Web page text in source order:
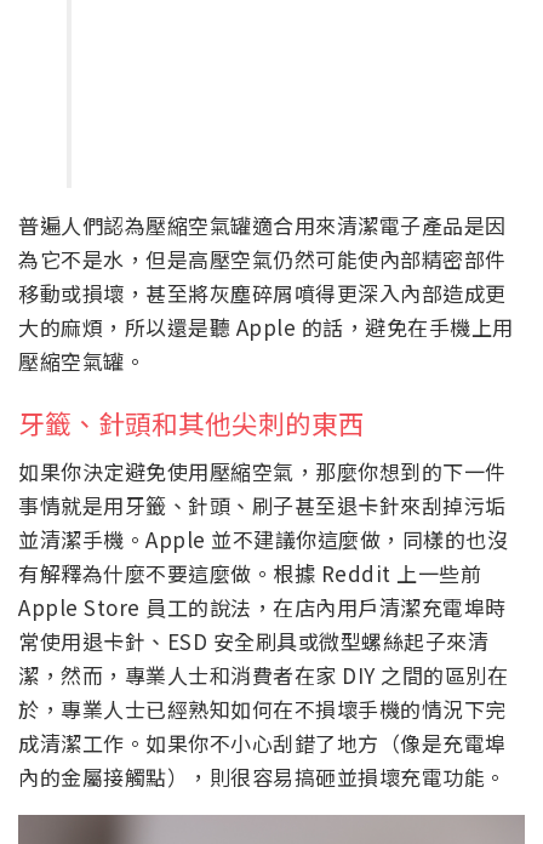
普遍人們認為壓縮空氣罐適合用來清潔電子產品是因
為它不是水，但是高壓空氣仍然可能使內部精密部件
移動或損壞，甚至將灰塵碎屑噴得更深入內部造成更
大的麻煩，所以還是聽 Apple 的話，避免在手機上用
壓縮空氣罐。
牙籤、針頭和其他尖刺的東西
如果你決定避免使用壓縮空氣，那麼你想到的下一件
事情就是用牙籤、針頭、刷子甚至退卡針來刮掉污垢
並清潔手機。Apple 並不建議你這麼做，同樣的也沒
有解釋為什麼不要這麼做。根據 Reddit 上一些前
Apple Store 員工的說法，在店內用戶清潔充電埠時
常使用退卡針、ESD 安全刷具或微型螺絲起子來清
潔，然而，專業人士和消費者在家 DIY 之間的區別在
於，專業人士已經熟知如何在不損壞手機的情況下完
成清潔工作。如果你不小心刮錯了地方（像是充電埠
內的金屬接觸點），則很容易搞砸並損壞充電功能。